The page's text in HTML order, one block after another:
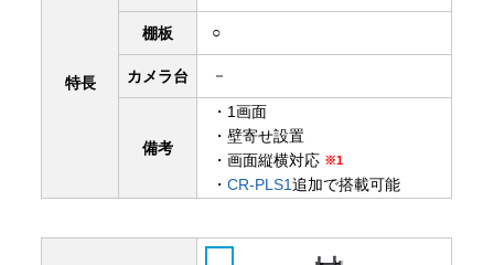
特長
棚板 ○
カメラ台 －
備考
・1画面
・壁寄せ設置
・画面縦横対応 ※1
・ CR-PLS1追加で搭載可能